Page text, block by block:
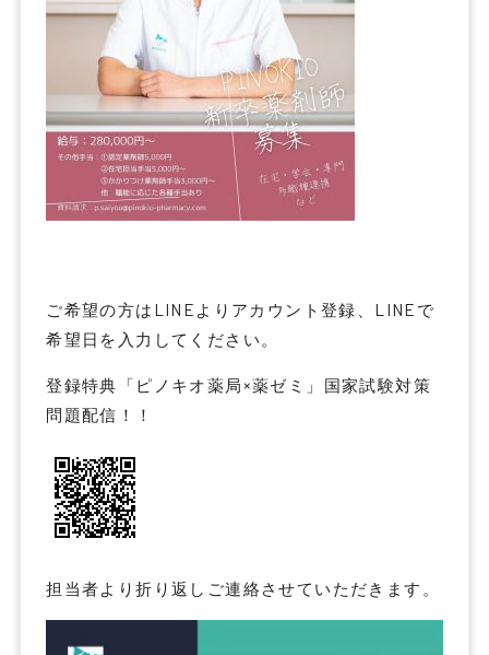
ご希望の方はLINEよりアカウント登録、LINEで
希望日を入力してください。
登録特典「ピノキオ薬局×薬ゼミ」国家試験対策
問題配信！！
担当者より折り返しご連絡させていただきます。